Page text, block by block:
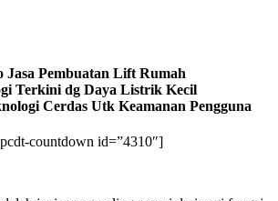
Jasa Pembuatan Lift Rumah
Terkini dg Daya Listrik Kecil
Cerdas Utk Keamanan Pengguna
countdown id=”4310″]